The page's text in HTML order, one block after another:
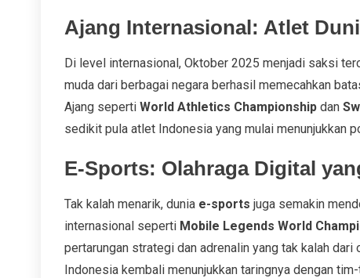
Ajang Internasional: Atlet
Di level internasional, Oktober 2025 menjadi saksi
muda dari berbagai negara berhasil memecahkan
Ajang seperti World Athletics Championship dan
sedikit pula atlet Indonesia yang mulai menunjukkan
E-Sports: Olahraga Digital
Tak kalah menarik, dunia e-sports juga semakin
internasional seperti Mobile Legends World
pertarungan strategi dan adrenalin yang tak kalah dari
Indonesia kembali menunjukkan taringnya dengan